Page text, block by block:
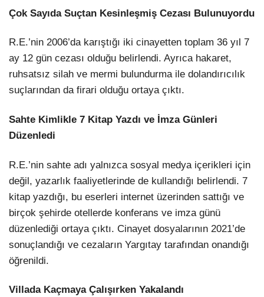
Çok Sayıda Suçtan Kesinleşmiş Cezası Bulunuyordu
R.E.’nin 2006’da karıştığı iki cinayetten toplam 36 yıl 7
ay 12 gün cezası olduğu belirlendi. Ayrıca hakaret,
ruhsatsız silah ve mermi bulundurma ile dolandırıcılık
suçlarından da firari olduğu ortaya çıktı.
Sahte Kimlikle 7 Kitap Yazdı ve İmza Günleri
Düzenledi
R.E.’nin sahte adı yalnızca sosyal medya içerikleri için
değil, yazarlık faaliyetlerinde de kullandığı belirlendi. 7
kitap yazdığı, bu eserleri internet üzerinden sattığı ve
birçok şehirde otellerde konferans ve imza günü
düzenlediği ortaya çıktı. Cinayet dosyalarının 2021’de
sonuçlandığı ve cezaların Yargıtay tarafından onandığı
öğrenildi.
Villada Kaçmaya Çalışırken Yakalandı